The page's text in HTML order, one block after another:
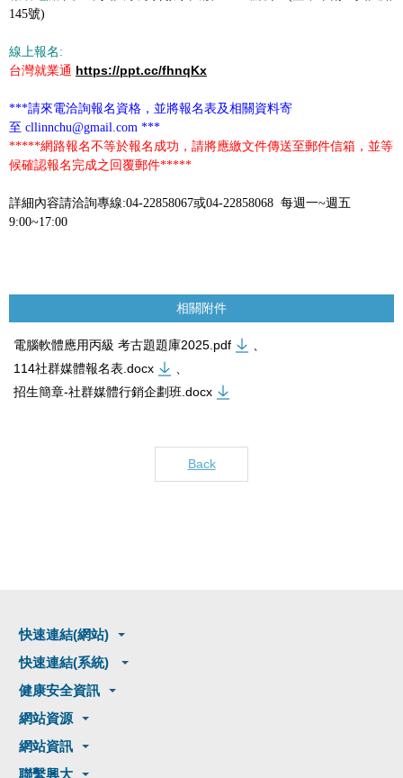
145號)
線上報名 :
台灣就業通 https://ppt.cc/fhnqKx
***請來電洽詢報名資格，並將報名表及相關資料寄
至 cllinnchu@gmail.com ***
*****網路報名不等於報名成功，請將應繳文件傳送至郵件信箱，並等
候確認報名完成之回覆郵件*****
詳細內容請洽詢專線:04-22858067或04-22858068 每週一~週五
9:00~17:00
相關附件
電腦軟體應用丙級 考古題題庫2025.pdf
、
114社群媒體報名表.docx
、
招生簡章-社群媒體行銷企劃班.docx
Back
快速連結(網站)
快速連結(系統)
健康安全資訊
網站資源
網站資訊
聯繫興大